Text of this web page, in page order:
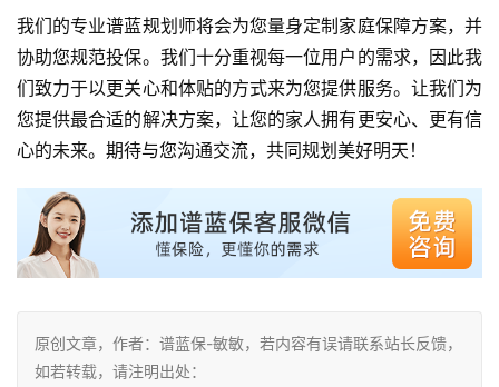
我们的专业谱蓝规划师将会为您量身定制家庭保障方案，并
协助您规范投保。我们十分重视每一位用户的需求，因此我
们致力于以更关心和体贴的方式来为您提供服务。让我们为
您提供最合适的解决方案，让您的家人拥有更安心、更有信
心的未来。期待与您沟通交流，共同规划美好明天！
原创文章，作者：谱蓝保-敏敏，若内容有误请联系站长反馈，
如若转载，请注明出处：